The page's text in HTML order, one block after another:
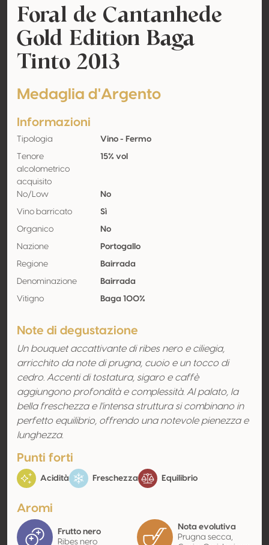
Foral de Cantanhede
Gold Edition Baga
Tinto 2013
Medaglia d'Argento
Informazioni
Tipologia Vino - Fermo
Tenore
alcolometrico
acquisito
15% vol
No/Low No
Vino barricato Sì
Organico No
Nazione Portogallo
Regione Bairrada
Denominazione Bairrada
Vitigno Baga 100%
Note di degustazione
Un bouquet accattivante di ribes nero e ciliegia,
arricchito da note di prugna, cuoio e un tocco di
cedro. Accenti di tostatura, sigaro e caffè
aggiungono profondità e complessità. Al palato, la
bella freschezza e l'intensa struttura si combinano in
perfetto equilibrio, offrendo una notevole pienezza e
lunghezza.
Punti forti
Acidità Freschezza Equilibrio
Aromi
Frutto nero
Ribes nero
Nota evolutiva
Prugna secca,